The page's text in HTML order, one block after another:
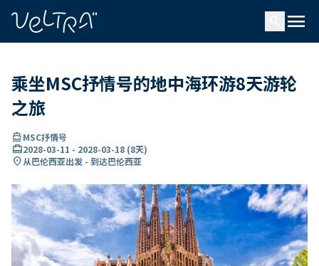
menu
乘坐MSC抒情号的地中海环游8天游轮
之旅
directions_boatMSC抒情号
card_travel2028-03-11 - 2028-03-18 (8天)
location_on从巴伦西亚出发 - 到达巴伦西亚